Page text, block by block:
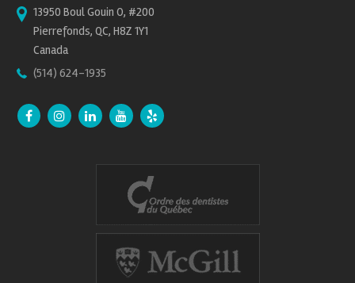
13950 Boul Gouin O, #200
Pierrefonds, QC, H8Z 1Y1
Canada
(514) 624-1935